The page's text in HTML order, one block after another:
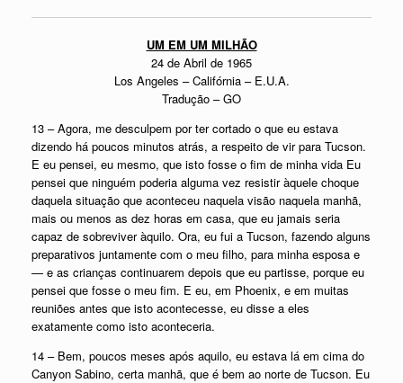
UM EM UM MILHÃO
24 de Abril de 1965
Los Angeles – Califórnia – E.U.A.
Tradução – GO
13 – Agora, me desculpem por ter cortado o que eu estava
dizendo há poucos minutos atrás, a respeito de vir para Tucson.
E eu pensei, eu mesmo, que isto fosse o fim de minha vida Eu
pensei que ninguém poderia alguma vez resistir àquele choque
daquela situação que aconteceu naquela visão naquela manhã,
mais ou menos as dez horas em casa, que eu jamais seria
capaz de sobreviver àquilo. Ora, eu fui a Tucson, fazendo alguns
preparativos juntamente com o meu filho, para minha esposa e
— e as crianças continuarem depois que eu partisse, porque eu
pensei que fosse o meu fim. E eu, em Phoenix, e em muitas
reuniões antes que isto acontecesse, eu disse a eles
exatamente como isto aconteceria.
14 – Bem, poucos meses após aquilo, eu estava lá em cima do
Canyon Sabino, certa manhã, que é bem ao norte de Tucson. Eu